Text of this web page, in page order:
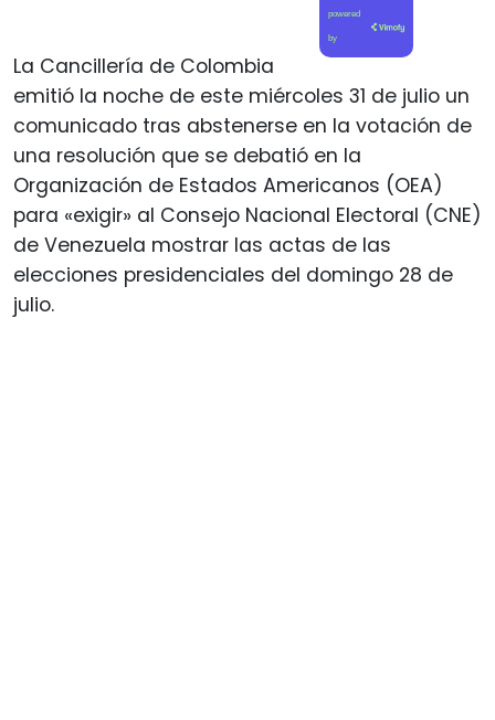
powered
by
La Cancillería de Colombia
emitió la noche de este miércoles 31 de julio un
comunicado tras abstenerse en la votación de
una resolución que se debatió en la
Organización de Estados Americanos (OEA)
para «exigir» al Consejo Nacional Electoral (CNE)
de Venezuela mostrar las actas de las
elecciones presidenciales del domingo 28 de
julio.